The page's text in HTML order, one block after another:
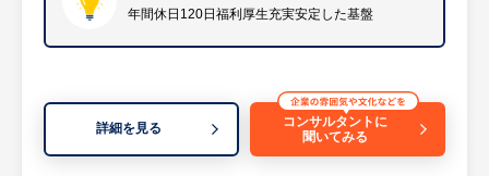
※メインはスーパーマーケットやコンビニな
日から2週間ほどで終わるケースもございま
年間休日120日福利厚生充実安定した基盤
詳細を見る
コンサルタントに
聞いてみる